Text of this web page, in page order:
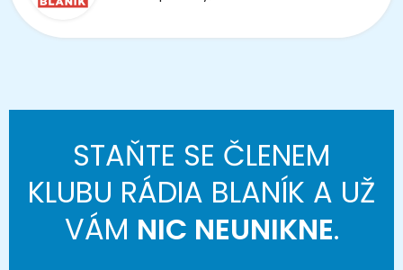
STAŇTE SE ČLENEM
KLUBU RÁDIA BLANÍK A UŽ
VÁM NIC NEUNIKNE.